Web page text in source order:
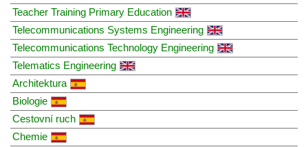
Teacher Training Primary Education
Telecommunications Systems Engineering
Telecommunications Technology Engineering
Telematics Engineering
Architektura
Biologie
Cestovní ruch
Chemie